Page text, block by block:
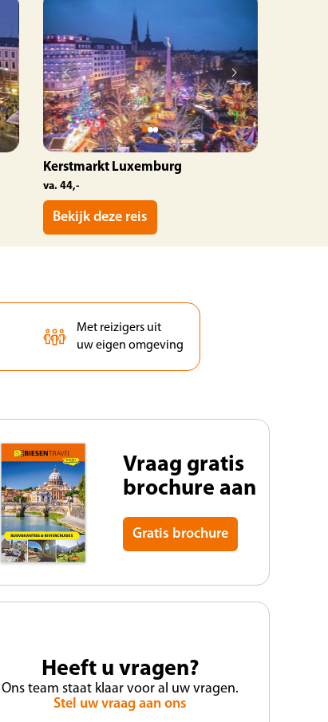
Kerstmarkt Luxemburg
va. 44,-
Bekijk deze reis
Met reizigers uit
uw eigen omgeving
Vraag gratis
brochure aan
Gratis brochure
Heeft u vragen?
Ons team staat klaar voor al uw vragen.
Stel uw vraag aan ons